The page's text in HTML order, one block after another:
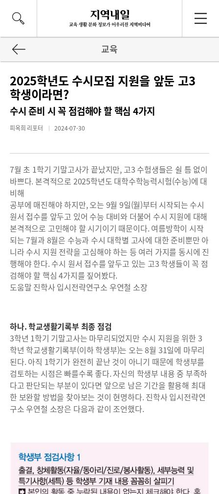
교육
2025학년도 수시모집 지원을 앞둔 고3
학생이라면?
수시 준비 시 꼭 점검해야 할 핵심 4가지
피옥희 리포터 2024-07-30
7월 초 1학기 기말고사가 끝났지만, 고3 수험생들은 쉴 틈 없이
바쁘다. 본격적으로 2025학년도 대학수학능력시험(수능)에 대
비해
공부에 매진해야 하지만, 오는 9월 9일(월)부터 시작되는 수시
원서 접수를 앞두고 있어 수능 대비와 더불어 수시 지원에 대해
본격적으로 고민해야 할 시기이기 때문이다. 여름방학이 시작
되는 7월과 8월은 수능과 수시 대학별 고사에 대한 준비뿐만 아
니라 수시 지원 전략을 고심해야 하는 등 여러 가지를 동시에 진
행해야 한다. 수시 원서 접수를 앞두고 있는 고3 학생들이 꼭 점
검해야 할 핵심 4가지를 짚어봤다.
도움말 진학사 입시전략연구소 우연철 소장
하나. 학교생활기록부 최종 점검
3학년 1학기 기말고사는 마무리되었지만 수시 지원을 위한 3
학년 학교생활기록부(이하 학생부)는 오는 8월 31일에 마무리
된다. 아직 1학기가 완전히 끝난 것이 아니기 때문에 학생부를
검토하는 시점은 빠를수록 좋다. 자신의 학생부 내용 중 부족하
다고 판단되는 부분이 있다면 앞으로 남은 기간을 활용해 최대
한 보완할 방법을 찾아보는 것이 현명하다. 진학사 입시전략연
구소 우연철 소장은 다음과 같이 조언했다.